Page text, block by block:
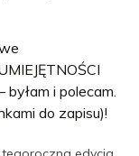
byłam i polecam.
do zapisu)!